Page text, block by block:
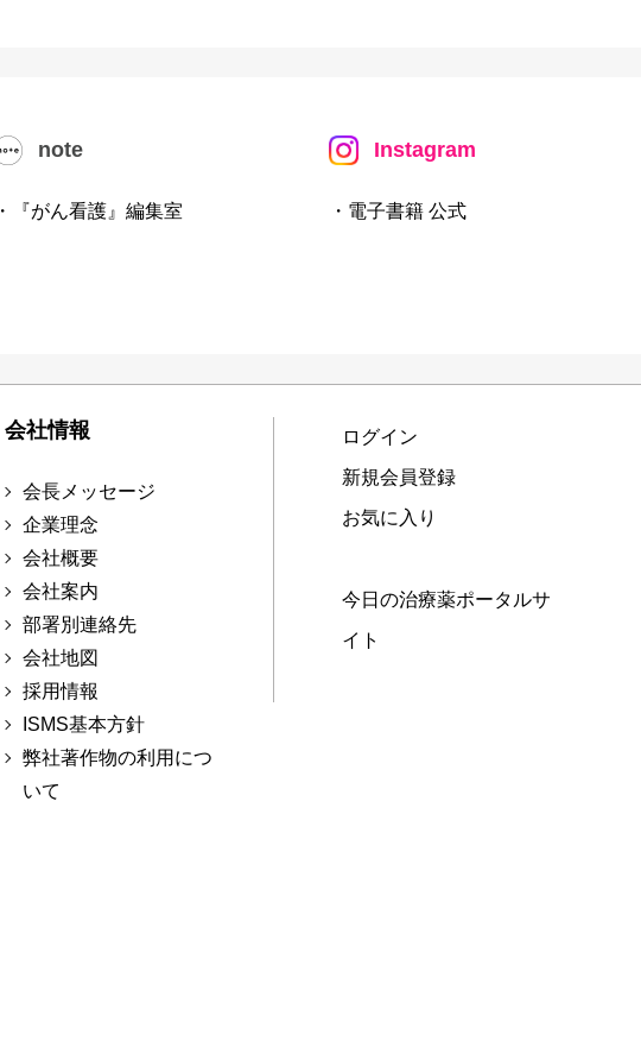
note
・『がん看護』編集室
Instagram
・電子書籍 公式
会社情報
会長メッセージ
企業理念
会社概要
会社案内
部署別連絡先
会社地図
採用情報
ISMS基本方針
弊社著作物の利用につ
いて
ログイン
新規会員登録
お気に入り
今日の治療薬ポータルサ
イト